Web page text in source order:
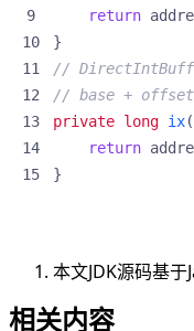
return
}
//
// base +
private long ix(
return
}
本文JDK源码基于
相关内容